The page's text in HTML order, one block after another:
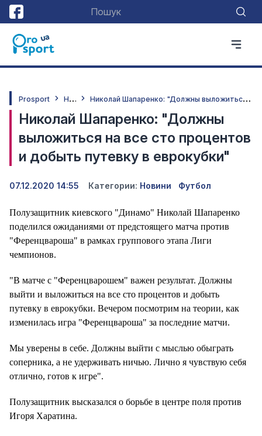
Prosport Н
овини Н
иколай Шапаренко: "Должны выложиться на все сто процентов и добыть путевку в еврокубки"
Николай Шапаренко: "Должны
выложиться на все сто процентов
и добыть путевку в еврокубки"
07.12.2020 14:55 Категории: Новини Футбол
Полузащитник киевского "Динамо" Николай Шапаренко
поделился ожиданиями от предстоящего матча против
"Ференцвароша" в рамках группового этапа Лиги
чемпионов.
"В матче с "Ференцварошем" важен результат. Должны
выйти и выложиться на все сто процентов и добыть
путевку в еврокубки. Вечером посмотрим на теории, как
изменилась игра "Ференцвароша" за последние матчи.
Мы уверены в себе. Должны выйти с мыслью обыграть
соперника, а не удерживать ничью. Лично я чувствую себя
отлично, готов к игре".
Полузащитник высказался о борьбе в центре поля против
Игоря Харатина.